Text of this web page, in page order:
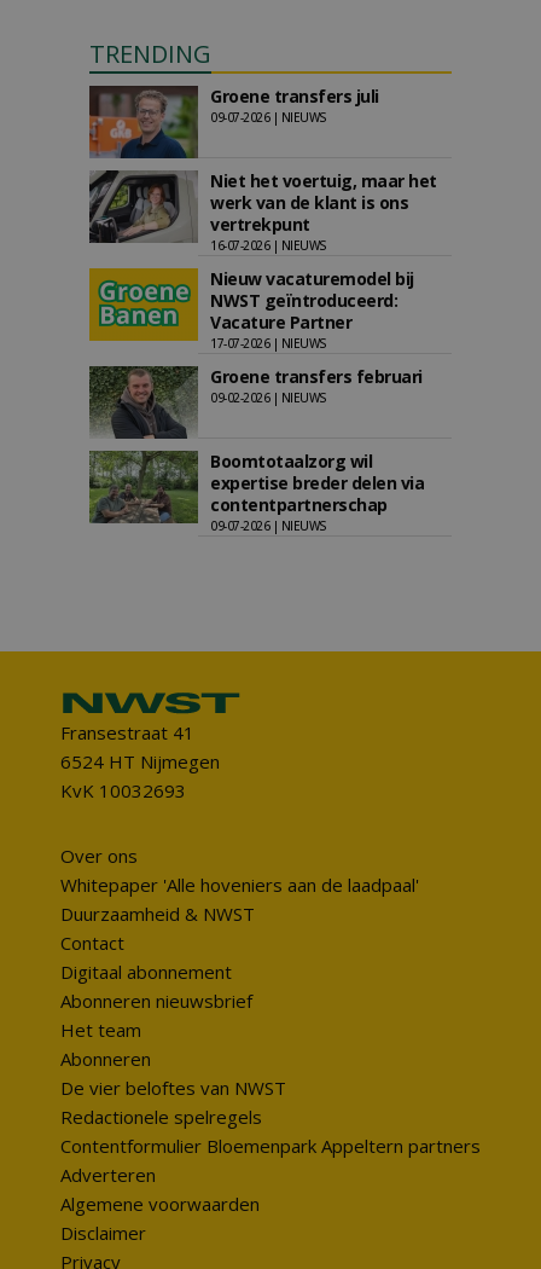
TRENDING
Groene transfers juli
09-07-2026 | NIEUWS
Niet het voertuig, maar het
werk van de klant is ons
vertrekpunt
16-07-2026 | NIEUWS
Nieuw vacaturemodel bij
NWST geïntroduceerd:
Vacature Partner
17-07-2026 | NIEUWS
Groene transfers februari
09-02-2026 | NIEUWS
Boomtotaalzorg wil
expertise breder delen via
contentpartnerschap
09-07-2026 | NIEUWS
Fransestraat 41
6524 HT Nijmegen
KvK 10032693
Over ons
Whitepaper 'Alle hoveniers aan de laadpaal'
Duurzaamheid & NWST
Contact
Digitaal abonnement
Abonneren nieuwsbrief
Het team
Abonneren
De vier beloftes van NWST
Redactionele spelregels
Contentformulier Bloemenpark Appeltern partners
Adverteren
Algemene voorwaarden
Disclaimer
Privacy